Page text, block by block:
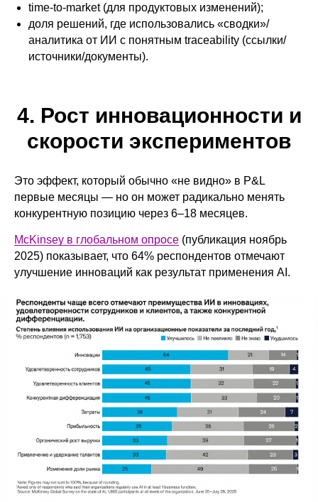
time-to-market (для продуктовых изменений);
доля решений, где использовались «сводки»/
аналитика от ИИ с понятным traceability (ссылки/
источники/документы).
4. Рост инновационности и
скорости экспериментов
Это эффект, который обычно «не видно» в P&L
первые месяцы — но он может радикально менять
конкурентную позицию через 6–18 месяцев.
McKinsey в глобальном опросе (публикация ноябрь
2025) показывает, что 64% респондентов отмечают
улучшение инноваций как результат применения AI.